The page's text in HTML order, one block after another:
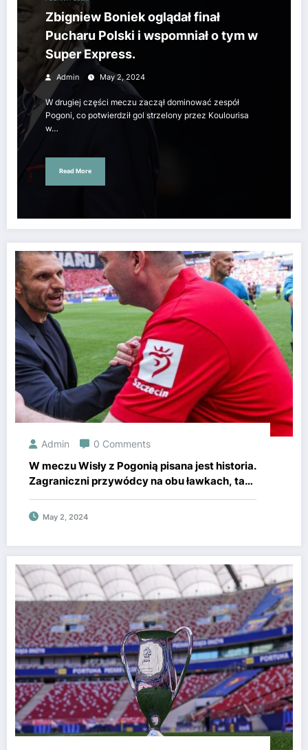
Zbigniew Boniek oglądał finał
Pucharu Polski i wspomniał o tym w
Super Express.
Admin May 2, 2024
W drugiej części meczu zaczął dominować zespół
Pogoni, co potwierdził gol strzelony przez Koulourisa
w…
Read More
Admin 0 Comments
W meczu Wisły z Pogonią pisana jest historia.
Zagraniczni przywódcy na obu ławkach, taki
obrazek w finale Pucharu Polski to rzadkość.
May 2, 2024